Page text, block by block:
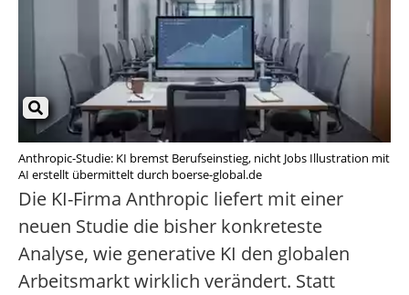
Anthropic-Studie: KI bremst Berufseinstieg, nicht Jobs Illustration mit
AI erstellt übermittelt durch boerse-global.de
Die KI-Firma Anthropic liefert mit einer
neuen Studie die bisher konkreteste
Analyse, wie generative KI den globalen
Arbeitsmarkt wirklich verändert. Statt